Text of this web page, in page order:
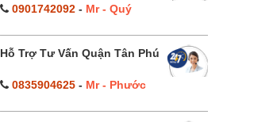
0901742092- Mr - Quý
Hỗ Trợ Tư Vấn Quận Tân Phú
0835904625- Mr - Phước